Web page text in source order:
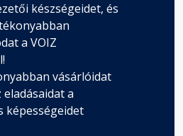
készségeidet, és
a VOIZ
vásárlóidat
eladásaidat a
képességeidet